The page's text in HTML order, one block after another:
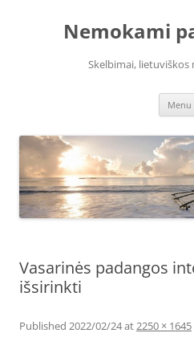
Nemokami
Skelbimai,
Menu
Vasarinės padangos
išsirinkti
Published 2022/02/24at2250 × 1645